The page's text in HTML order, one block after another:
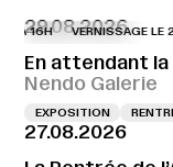
29.08.2026
À 16H VERNISSAGE LE
En attendant
Nendo Galerie
EXPOSITION
27.08.2026